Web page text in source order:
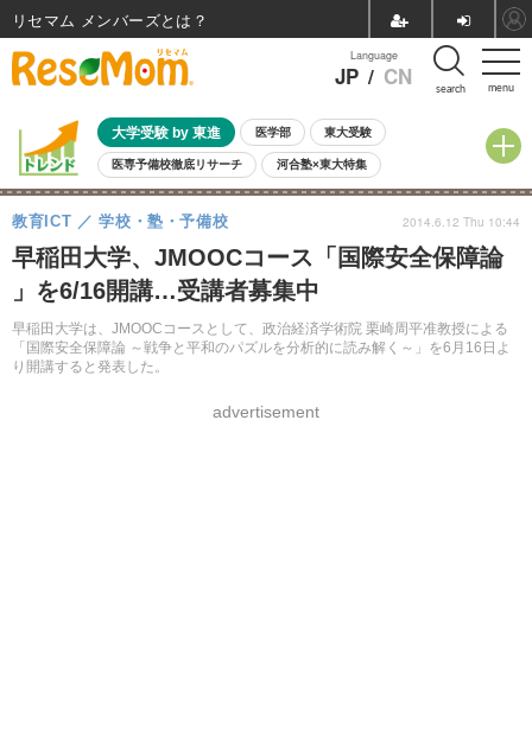
menu
Language
JP / CN search
大学受験 by 東進 医学部 東大受験
医専予備校徹底リサーチ 河合塾×東大特集
親子で考える大学選び 高校受験 中学受験 小学校受験
共通テスト 夏休み 8月開催学校説明会・相談会
8月開催イベント・WS 全国公立高校 過去問 人気記事
自由研究教材（小学生向け） 自由研究教材（中学生向け）
早稲田大学、JMOOCコース「国際安全保障論
」を6/16開講…受講者募集中
早稲田大学は、JMOOCコースとして、政治経済学術院 栗崎周平准教授による
「国際安全保障論 ～戦争と平和のパズルを分析的に読み解く～」を6月16日よ
り開講すると発表した。
教育ICT 学校・塾・予備校
advertisement
2014.6.12 Thu 10:44
リセマム メンバーズ